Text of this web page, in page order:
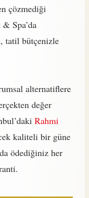
çözmediği
Spa’da
tatil bütçenizle
alternatiflere
değer
Rahmi
kaliteli bir güne
ödediğiniz her